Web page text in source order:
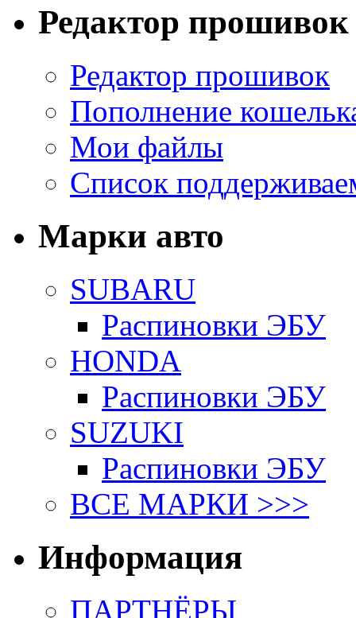
Редактор прошивок
Редактор прошивок
Пополнение
Мои файлы
Список
Марки авто
SUBARU
Распиновки ЭБУ
HONDA
Распиновки ЭБУ
SUZUKI
Распиновки ЭБУ
ВСЕ МАРКИ >>>
Информация
ПАРТНЁРЫ